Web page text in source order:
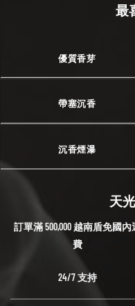
最
優質香芽
帶塞沉香
沉香煙瀑
天
訂單滿 500,000 越南盾免國內
費
24/7 支持